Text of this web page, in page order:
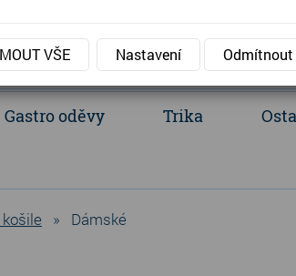
Gastro oděvy Trika
» Dámské
VŠE Nastavení Odmítnout